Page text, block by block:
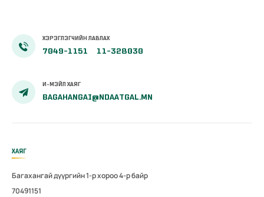
ХЭРЭГЛЭГЧИЙН ЛАВЛАХ
7049-1151 11-328030
И-МЭЙЛ ХАЯГ
BAGAHANGAI@NDAATGAL.MN
ХАЯГ
Багахангай дүүргийн 1-р хороо 4-р байр
70491151